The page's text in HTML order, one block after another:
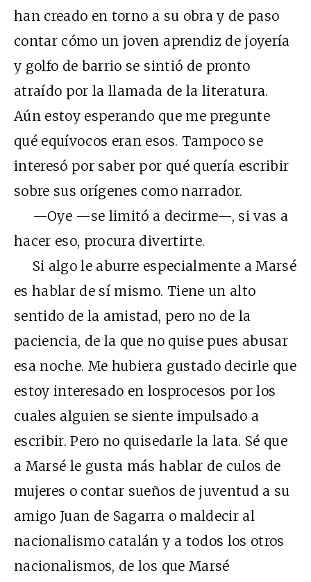
han creado en torno a su obra y de paso
contar cómo un joven aprendiz de joyería
y golfo de barrio se sintió de pronto
atraído por la llamada de la literatura.
Aún estoy esperando que me pregunte
qué equívocos eran esos. Tampoco se
interesó por saber por qué quería escribir
sobre sus orígenes como narrador.
—Oye —se limitó a decirme—, si vas a
hacer eso, procura divertirte.
Si algo le aburre especialmente a Marsé
es hablar de sí mismo. Tiene un alto
sentido de la amistad, pero no de la
paciencia, de la que no quise pues abusar
esa noche. Me hubiera gustado decirle que
estoy interesado en losprocesos por los
cuales alguien se siente impulsado a
escribir. Pero no quisedarle la lata. Sé que
a Marsé le gusta más hablar de culos de
mujeres o contar sueños de juventud a su
amigo Juan de Sagarra o maldecir al
nacionalismo catalán y a todos los otros
nacionalismos, de los que Marsé